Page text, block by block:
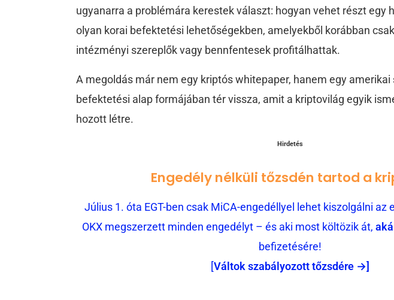
ugyanarra a problémára kerestek választ: hogyan vehet részt egy
olyan korai befektetési lehetőségekben, amelyekből korábban
intézményi szereplők vagy bennfentesek profitálhattak.
A megoldás már nem egy kriptós whitepaper, hanem egy
befektetési alap formájában tér vissza, amit a kriptovilág egyik
hozott létre.
Hirdetés
Engedély nélküli tőzsdén tartod a
Július 1. óta EGT-ben csak MiCA-engedéllyel lehet kiszolgálni az
OKX megszerzett minden engedélyt – és aki most költözik át,
befizetésére!
[Váltok szabályozott tőzsdére →]